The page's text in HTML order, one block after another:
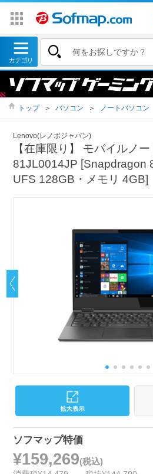
トップ ＞ パソコン ＞ ノートパソコン
Lenovo(レノボジャパン)
【在庫限り】 モバイルノ
81JL0014JP [Snapdragon
UFS 128GB・メモリ 4GB]
ソフマップ特価
¥159,269(税込)